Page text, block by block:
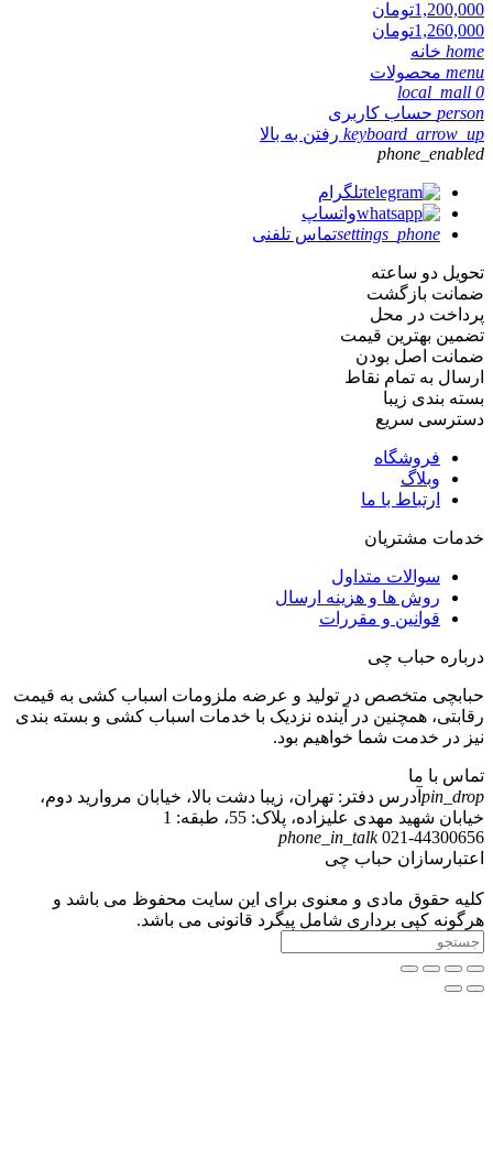
1,200,000تومان
1,260,000تومان
home خانه
menu محصولات
local_mall 0
person حساب کاربری
keyboard_arrow_up رفتن به بالا
phone_enabled
تلگرام
واتساپ
settings_phoneتماس تلفنی
تحویل دو ساعته
ضمانت بازگشت
پرداخت در محل
تضمین بهترین قیمت
ضمانت اصل بودن
ارسال به تمام نقاط
بسته بندی زیبا
دسترسی سریع
فروشگاه
وبلاگ
ارتباط با ما
خدمات مشتریان
سوالات متداول
روش ها و هزینه ارسال
قوانین و مقررات
درباره حباب چی
حبابچی متخصص در تولید و عرضه ملزومات اسباب کشی به قیمت
رقابتی، همچنین در آینده نزدیک با خدمات اسباب کشی و بسته بندی
نیز در خدمت شما خواهیم بود.
تماس با ما
pin_drop آدرس دفتر: تهران، زیبا دشت بالا، خیابان مروارید دوم،
خیابان شهید مهدی علیزاده، پلاک: 55، طبقه: 1
phone_in_talk 021-44300656
اعتبارسازان حباب چی
کلیه حقوق مادی و معنوی برای این سایت محفوظ می باشد و
هرگونه کپی برداری شامل پیگرد قانونی می باشد.